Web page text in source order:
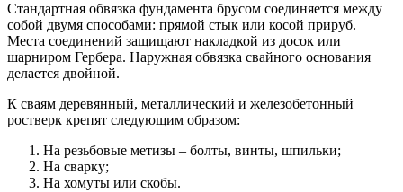
Стандартная обвязка фундамента брусом соединяется между
собой двумя способами: прямой стык или косой прируб.
Места соединений защищают накладкой из досок или
шарниром Гербера. Наружная обвязка свайного основания
делается двойной.
К сваям деревянный, металлический и железобетонный
ростверк крепят следующим образом:
На резьбовые метизы – болты, винты, шпильки;
На сварку;
На хомуты или скобы.